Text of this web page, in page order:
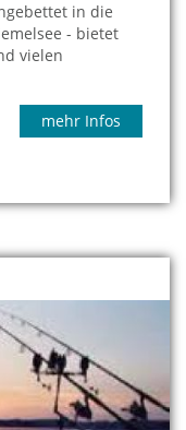
in die
- bietet
vielen
mehr Infos